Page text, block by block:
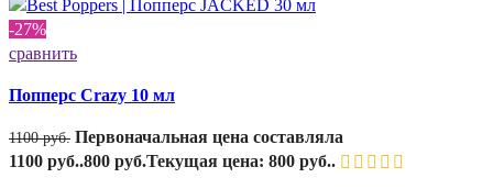
-27%
сравнить
Попперс Crazy 10 мл
1100руб. Первоначальная цена составляла
1100 руб..800 руб.Текущая цена: 800 руб..